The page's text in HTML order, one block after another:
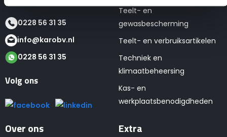
0228 56 31 35
info@karobv.nl
0228 56 31 35
Volg ons
Teelt- en
gewasbescherming
Teelt- en verbruiksartikelen
Techniek en
klimaatbeheersing
Kas- en
werkplaatsbenodigdheden
Over ons Extra